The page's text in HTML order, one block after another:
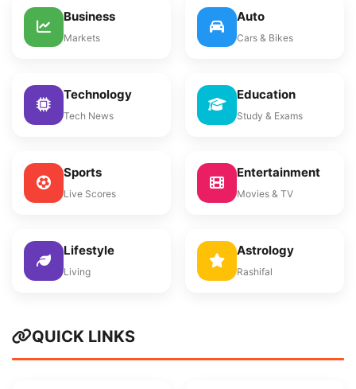
Business
Markets
Auto
Cars & Bikes
Technology
Tech News
Education
Study & Exams
Sports
Live Scores
Entertainment
Movies & TV
Lifestyle
Living
Astrology
Rashifal
QUICK LINKS